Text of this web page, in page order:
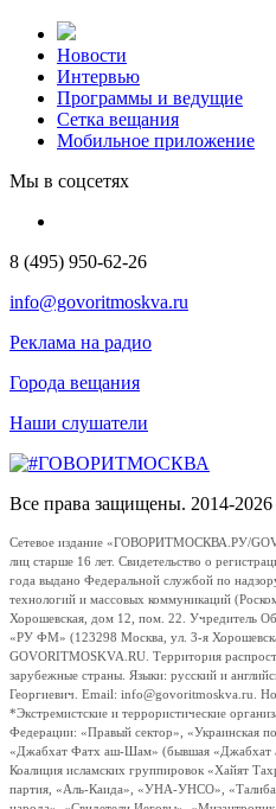
Новости
Интервью
Программы и ведущие
Сетка вещания
Мобильное приложение
Мы в соцсетях
8 (495) 950-62-26
info@govoritmoskva.ru
Реклама на радио
Города вещания
Наши слушатели
Все права защищены. 2014-
Сетевое издание «ГОВОРИТМОСКВА.РУ/
лиц старше 16 лет. Свидетельство о
года выдано Федеральной службой по
технологий и массовых коммуникаций
Хорошевская, дом 12, пом. 22. Учредитель
«РУ ФМ» (123298 Москва, ул. 3-я
GOVORITMOSKVA.RU. Территория
зарубежные страны. Языки: русский и
Георгиевич. Email: info@govoritmoskva.ru.
*Экстремистские и террористические
Федерации: «Правый сектор», «Украинская
«Джабхат Фатх аш-Шам» (бывшая «Джабхат
Коалиция исламских группировок «Хайят
партия, «Аль-Каида», «УНА-УНСО»,